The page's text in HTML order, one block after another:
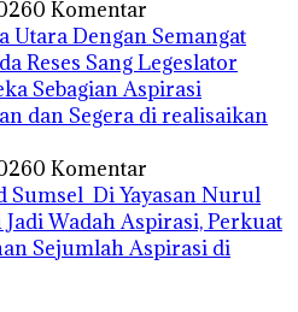
0 Komentar
Utara Dengan Semangat
Reses Sang Legeslator
Sebagian Aspirasi
dan Segera di realisaikan
0 Komentar
Sumsel Di Yayasan Nurul
Wadah Aspirasi, Perkuat
Sejumlah Aspirasi di